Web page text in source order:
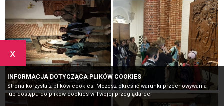
x
INFORMACJA DOTYCZĄCA PLIKÓW COOKIES
Strona korzysta z plików cookies. Możesz określić warunki przechowywania
lub dostępu do plików cookies w Twojej przeglądarce.